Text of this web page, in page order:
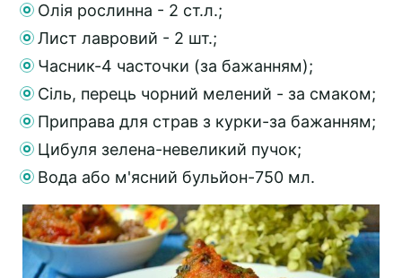
Олія рослинна - 2 ст.л.;
Лист лавровий - 2 шт.;
Часник-4 часточки (за бажанням);
Сіль, перець чорний мелений - за смаком;
Приправа для страв з курки-за бажанням;
Цибуля зелена-невеликий пучок;
Вода або м'ясний бульйон-750 мл.